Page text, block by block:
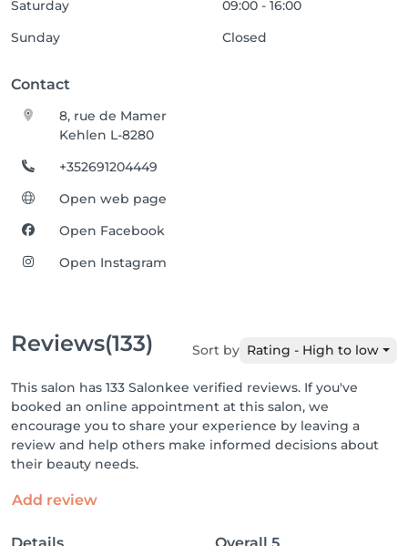
Saturday
09:00 - 16:00
Sunday
Closed
Contact
8, rue de Mamer
Kehlen L-8280
+352691204449
Open web page
Open Facebook
Open Instagram
Reviews(133) Sort by Rating - High to low
This salon has 133 Salonkee verified reviews. If you've
booked an online appointment at this salon, we
encourage you to share your experience by leaving a
review and help others make informed decisions about
their beauty needs.
Add review